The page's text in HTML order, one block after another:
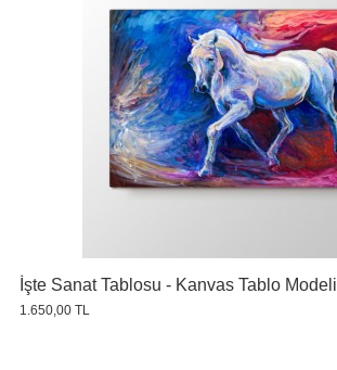
İşte Sanat Tablosu - Kanvas Tablo Modeli
1.650,00 TL